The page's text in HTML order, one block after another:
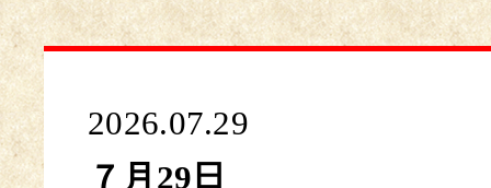
2026.07.29
７月29日